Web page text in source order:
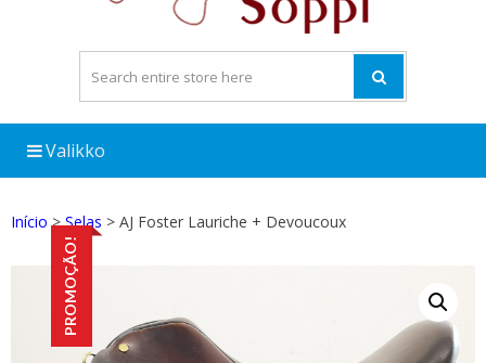
Valikko
Início >Selas > AJ Foster Lauriche + Devoucoux
PROMOÇÃO!